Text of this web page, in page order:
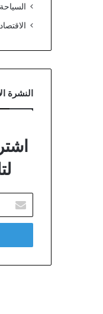
النشرة
بريدك
الإلكتروني